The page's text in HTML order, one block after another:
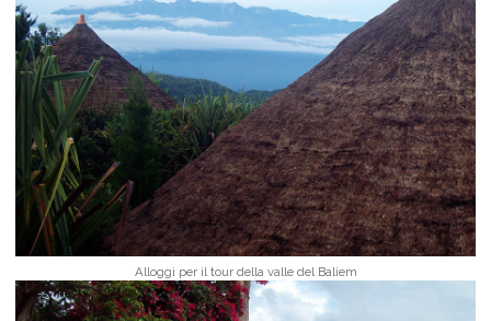
Alloggi per il tour della valle del Baliem